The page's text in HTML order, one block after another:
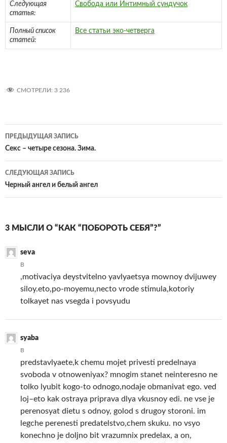
Следующая
статья:
Свобода или Интимный сундучок
Полный список
статей:
Все статьи эко-четверга
СМОТРЕЛИ: 3 236
Навигация
по
записям
ПРЕДЫДУЩАЯ ЗАПИСЬ
Секс – четыре сезона. Зима.
СЛЕДУЮЩАЯ ЗАПИСЬ
Черный ангел и белый ангел
3 МЫСЛИ О “КАК “ПОБОРОТЬ СЕБЯ”?”
seva
В
,motivaciya deystvitelno yavlyaetsya mownoy dvijuwey
siloy.eto,po-moyemu,necto vrode stimula,kotoriy
tolkayet nas vsegda i povsyudu
syaba
В
predstavlyaete,k chemu mojet privesti predelnaya
svoboda v otnoweniyax? mnogim stanet neinteresno ne
tolko lyubit kogo-to odnogo,nodaje obmanivat ego. ved
loj–eto kak ostraya priprava dlya vkusnoy edi. ne vse je
perenosyat dietu s odnoy, golod s drugoy storoni. im
legche perenesti predatelstvo,chem skuku. no vsyo
konechno je doljno bit vrazumnix predelax, a on,